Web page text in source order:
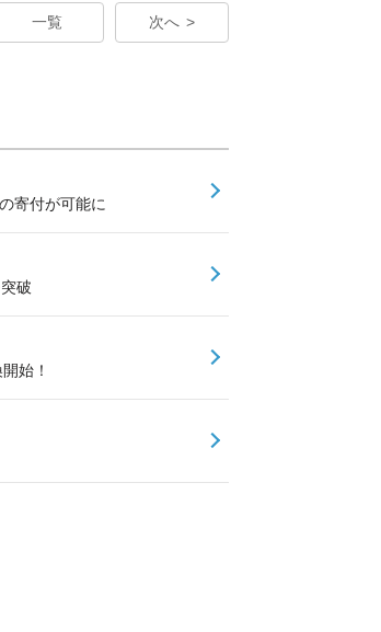
一覧 次へ
寄付が可能に
破
始！